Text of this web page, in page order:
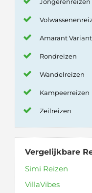
Amarant
Rondreizen
Wandelreizen
Kampeerreizen
Zeilreizen
Vergelijkbare
Simi Reizen
VillaVibes